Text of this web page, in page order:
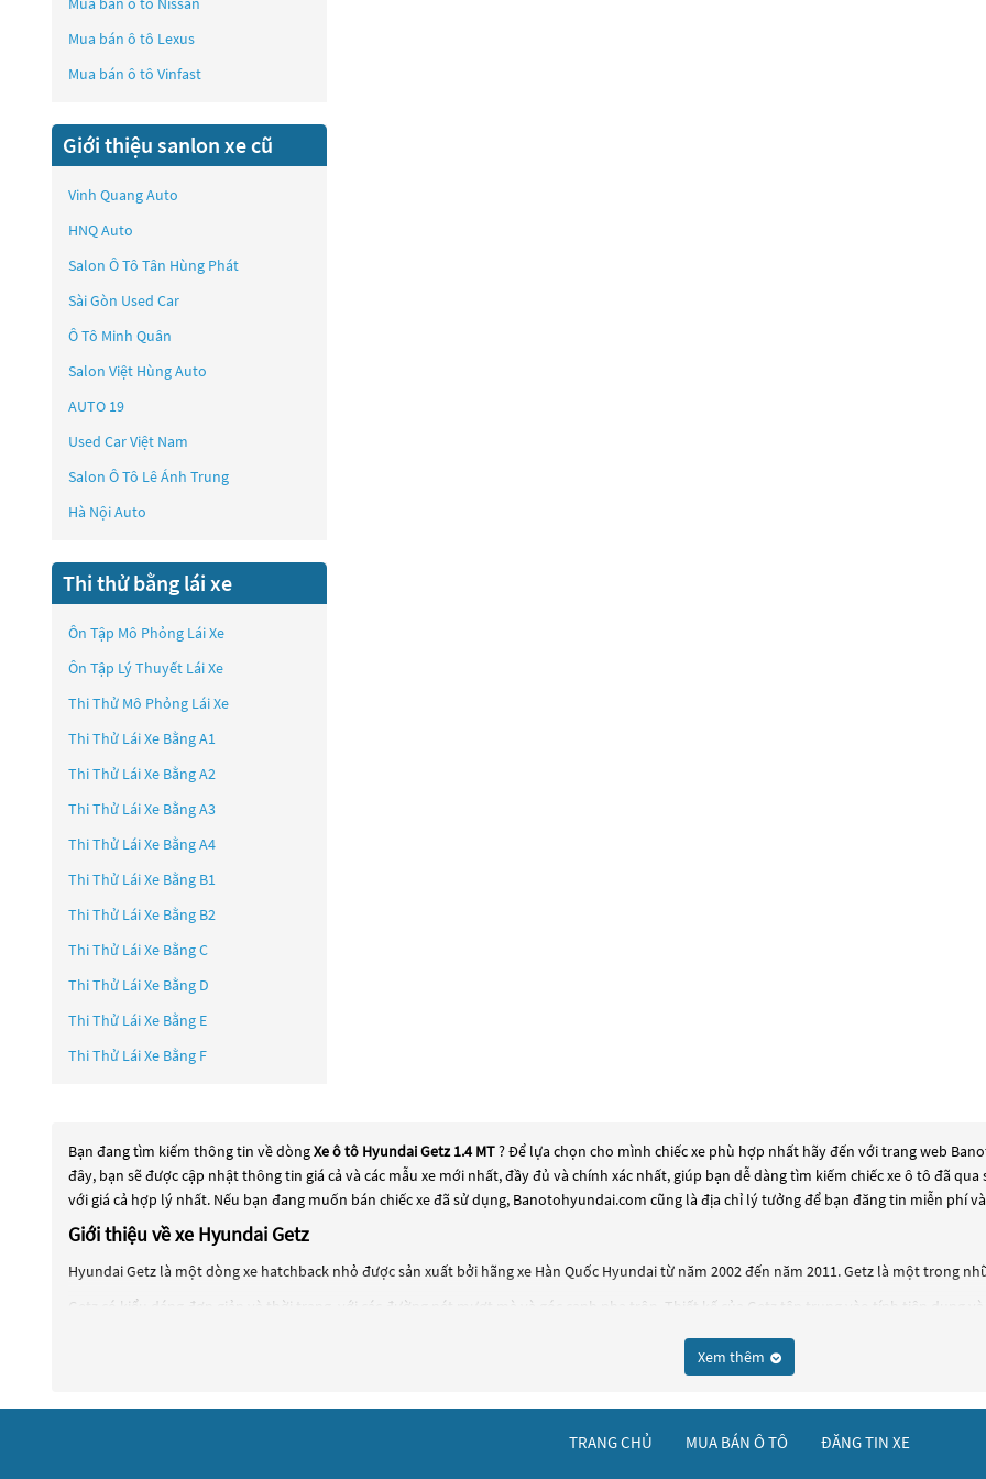
Mua bán ô tô Lexus
Mua bán ô tô Vinfast
Giới thiệu sanlon xe cũ
Vinh Quang Auto
HNQ Auto
Salon Ô Tô Tân Hùng Phát
Sài Gòn Used Car
Ô Tô Minh Quân
Salon Việt Hùng Auto
AUTO 19
Used Car Việt Nam
Salon Ô Tô Lê Ánh Trung
Hà Nội Auto
Thi thử bằng lái xe
Ôn Tập Mô Phỏng Lái Xe
Ôn Tập Lý Thuyết Lái Xe
Thi Thử Mô Phỏng Lái Xe
Thi Thử Lái Xe Bằng A1
Thi Thử Lái Xe Bằng A2
Thi Thử Lái Xe Bằng A3
Thi Thử Lái Xe Bằng A4
Thi Thử Lái Xe Bằng B1
Thi Thử Lái Xe Bằng B2
Thi Thử Lái Xe Bằng C
Thi Thử Lái Xe Bằng D
Thi Thử Lái Xe Bằng E
Thi Thử Lái Xe Bằng F
Bạn đang tìm kiếm thông tin về dòngXe ô tô Hyundai Getz 1.4 MT? Để lựa chọn cho mình chiếc xe phù hợp nhất hãy đến với trang web
đây, bạn sẽ được cập nhật thông tin giá cả và các mẫu xe mới nhất, đầy đủ và chính xác nhất, giúp bạn dễ dàng tìm kiếm chiếc xe ô tô đã
với giá cả hợp lý nhất. Nếu bạn đang muốn bán chiếc xe đã sử dụng, Banotohyundai.com cũng là địa chỉ lý tưởng để bạn đăng tin miễn phí
Giới thiệu về xe Hyundai Getz
Hyundai Getz là một dòng xe hatchback nhỏ được sản xuất bởi hãng xe Hàn Quốc Hyundai từ năm 2002 đến năm 2011. Getz là một trong
Getz có kiểu dáng đơn giản và thời trang, với các đường nét mượt mà và góc cạnh pha trộn. Thiết kế của Getz tập trung vào tính tiện dụng
Getz có động cơ xăng và diesel, với công suất tối đa từ 67 đến 107 mã lực, đi kèm với hộp số sàn hoặc tự động 4 hoặc 5 cấp. Getz cũng
Xem thêm
TRANG CHỦ MUA BÁN Ô TÔ ĐĂNG TIN XE